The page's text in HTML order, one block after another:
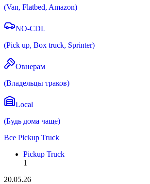
(Van, Flatbed, Amazon)
NO-CDL
(Pick up, Box truck, Sprinter)
Овнерам
(Владельцы траков)
Local
(Будь дома чаще)
Все Pickup Truck
Pickup Truck
1
20.05.26